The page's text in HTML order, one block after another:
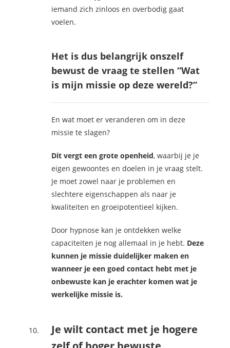
iemand zich zinloos en overbodig gaat
voelen.
Het is dus belangrijk onszelf
bewust de vraag te stellen “Wat
is mijn missie op deze wereld?”
En wat moet er veranderen om in deze
missie te slagen?
Dit vergt een grote openheid, waarbij je je
eigen gewoontes en doelen in je vraag stelt.
Je moet zowel naar je problemen en
slechtere eigenschappen als naar je
kwaliteiten en groeipotentieel kijken.
Door hypnose kan je ontdekken welke
capaciteiten je nog allemaal in je hebt. Deze
kunnen je missie duidelijker maken en
wanneer je een goed contact hebt met je
onbewuste kan je erachter komen wat je
werkelijke missie is.
Je wilt contact met je hogere